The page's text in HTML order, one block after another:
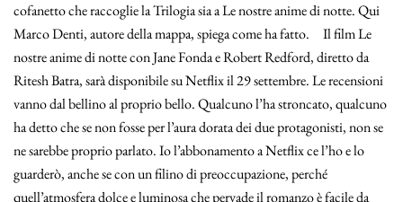
cofanetto che raccoglie la Trilogia sia a Le nostre anime di notte. Qui
Marco Denti, autore della mappa, spiega come ha fatto. Il film Le
nostre anime di notte con Jane Fonda e Robert Redford, diretto da
Ritesh Batra, sarà disponibile su Netflix il 29 settembre. Le recensioni
vanno dal bellino al proprio bello. Qualcuno l’ha stroncato, qualcuno
ha detto che se non fosse per l’aura dorata dei due protagonisti, non se
ne sarebbe proprio parlato. Io l’abbonamento a Netflix ce l’ho e lo
guarderò, anche se con un filino di preoccupazione, perché
quell’atmosfera dolce e luminosa che pervade il romanzo è facile da